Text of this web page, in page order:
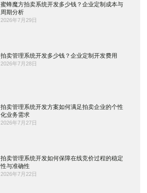
蜜蜂魔方拍卖系统开发多少钱？企业定制成本与
周期分析
2026年7月29日
拍卖管理系统开发多少钱？企业定制开发费用
2026年7月28日
拍卖管理系统开发方案如何满足拍卖企业的个性
化业务需求
2026年7月27日
拍卖管理系统开发如何保障在线竞价过程的稳定
性与准确性
2026年7月22日